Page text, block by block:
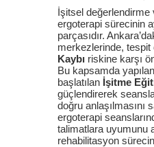
İşitsel değerlendirme
ergoterapi sürecinin
parçasıdır.
merkezlerinde, tespit
Kaybı riskine karşı
Bu kapsamda
başlatılan İşitme
güçlendirerek
doğru anlaşılmasını
ergoterapi
talimatlara uyumunu
rehabilitasyon sürecini